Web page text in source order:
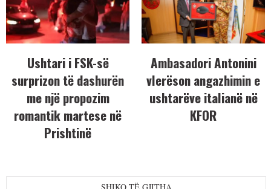
Ushtari i FSK-së
surprizon të dashurën
me një propozim
romantik martese në
Prishtinë
Ambasadori Antonini
vlerëson angazhimin e
ushtarëve italianë në
KFOR